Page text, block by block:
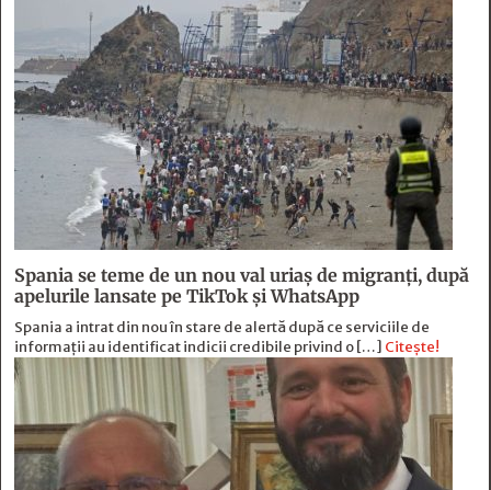
Spania se teme de un nou val uriaș de migranți, după
apelurile lansate pe TikTok și WhatsApp
Spania a intrat din nou în stare de alertă după ce serviciile de
informații au identificat indicii credibile privind o […] Citește!